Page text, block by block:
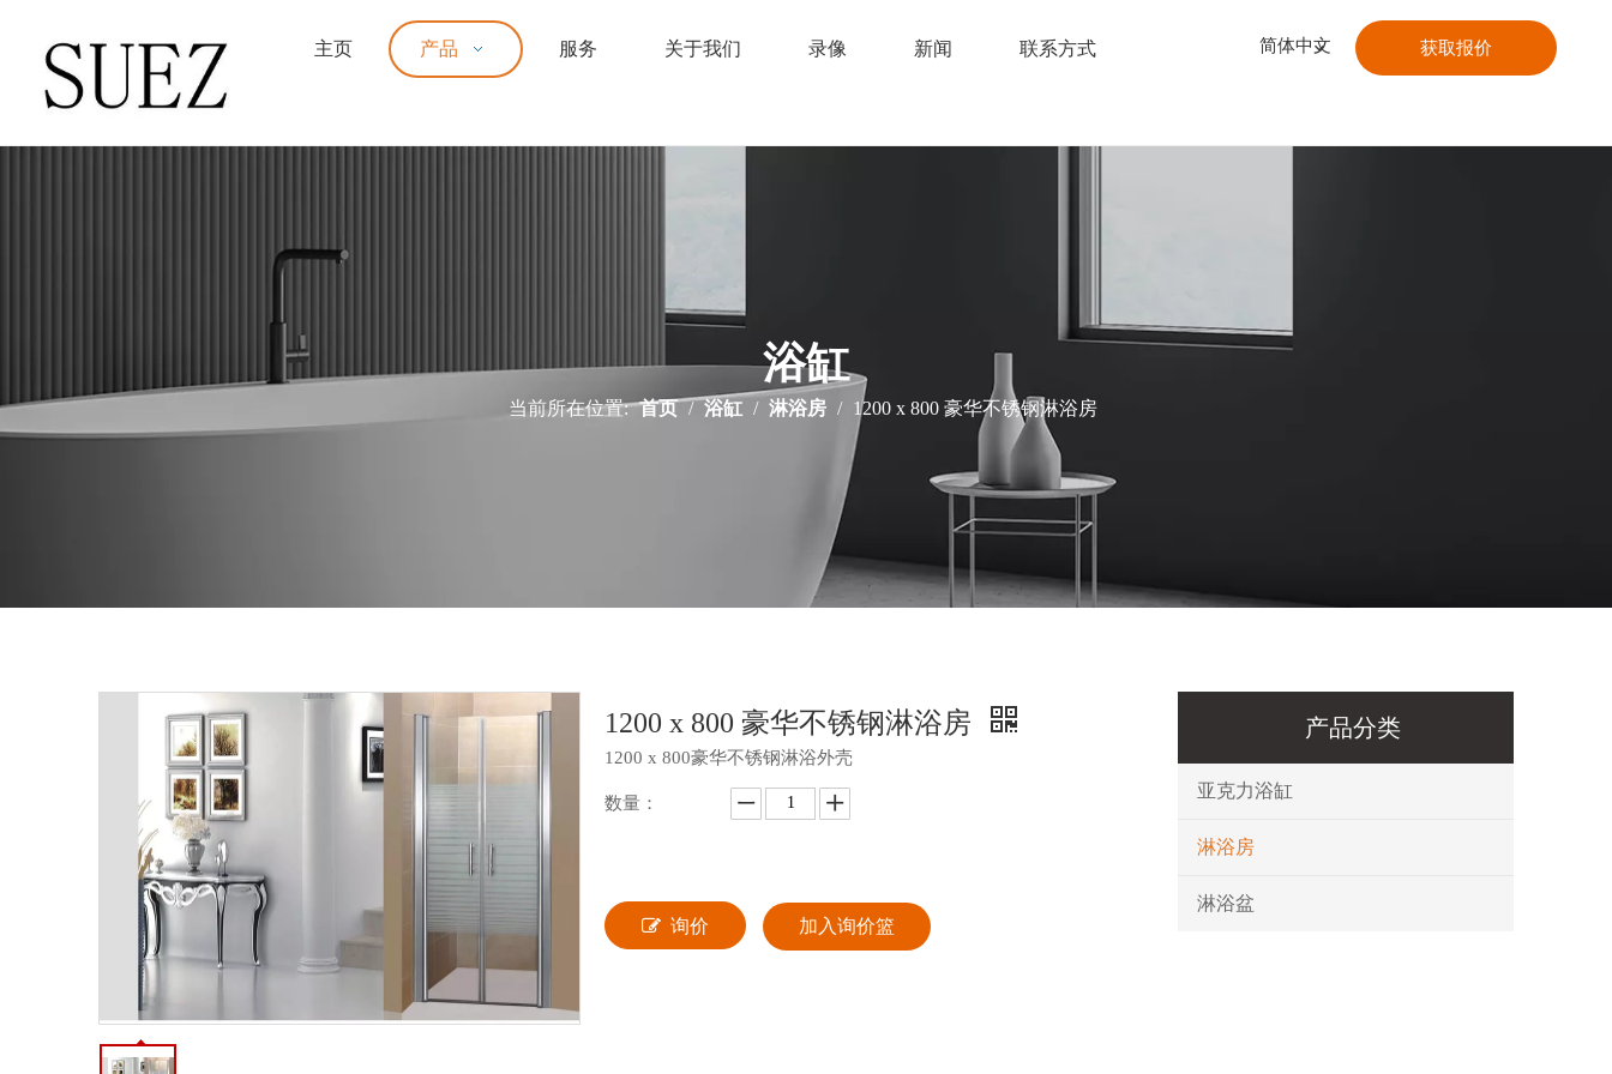
主页 产品 服务 关于我们 录像 新闻 联系方式 简体中文 获取报价
浴缸
当前所在位置: 首页 / 浴缸 / 淋浴房 / 1200 x 800 豪华不锈钢淋浴房
1200 x 800 豪华不锈钢淋浴房
1200 x 800豪华不锈钢淋浴外壳
数量：
询价 加入询价篮
产品分类
亚克力浴缸
淋浴房
淋浴盆